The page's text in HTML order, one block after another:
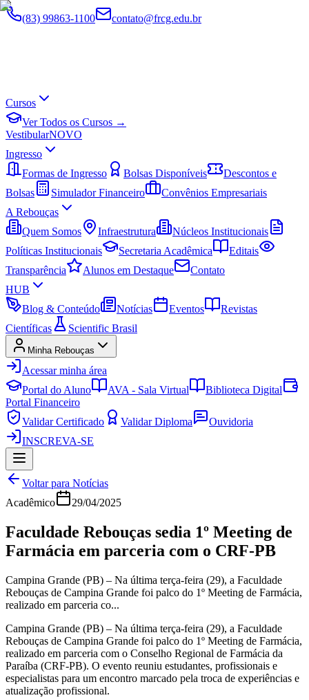
(83) 99863-1100 contato@frcg.edu.br
Cursos
Ver Todos os Cursos →
VestibularNOVO
Ingresso
Formas de Ingresso
Bolsas Disponíveis
Descontos e
Bolsas
Simulador Financeiro
Convênios Empresariais
A Rebouças
Quem Somos
Infraestrutura
Núcleos Institucionais
Políticas Institucionais
Secretaria Acadêmica
Editais
Transparência
Alunos em Destaque
Contato
HUB
Blog & Conteúdo
Notícias Eventos
Revistas
Científicas
Scientific Brasil
Minha Rebouças
Acessar minha área
Portal do Aluno
AVA - Sala Virtual
Biblioteca Digital
Portal Financeiro
Validar Certificado
Validar Diploma
Ouvidoria
INSCREVA-SE
Voltar para Notícias
Acadêmico
29/04/2025
Faculdade Rebouças sedia 1º Meeting de
Farmácia em parceria com o CRF-PB
Campina Grande (PB) – Na última terça-feira (29), a Faculdade
Rebouças de Campina Grande foi palco do 1º Meeting de Farmácia,
realizado em parceria co...
Campina Grande (PB) – Na última terça-feira (29), a Faculdade
Rebouças de Campina Grande foi palco do 1º Meeting de Farmácia,
realizado em parceria com o Conselho Regional de Farmácia da
Paraíba (CRF-PB). O evento reuniu estudantes, profissionais e
especialistas para um encontro marcado pela troca de experiências e
atualização profissional.